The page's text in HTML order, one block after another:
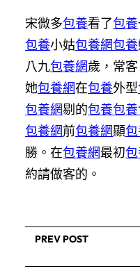
宋微多包養看了包養
包養小姑包養網包養
八九包養網歲，常
她包養網在包養外型
包養網剔的包養包養
包養網前包養網顯
勝。在包養網最初
約請做客的。
PREV POST